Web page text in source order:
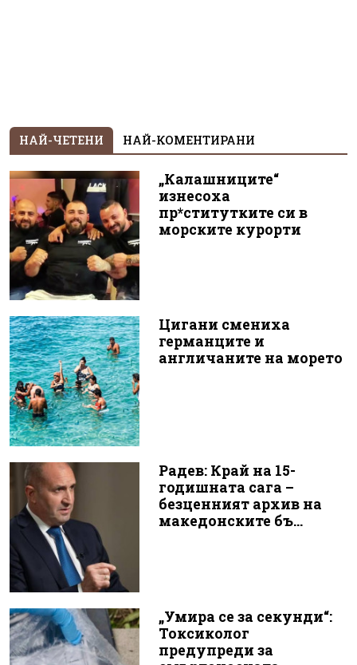
НАЙ-ЧЕТЕНИ НАЙ-КОМЕНТИРАНИ
„Калашниците“
изнесоха
пр*ститутките си в
морските курорти
Цигани смениха
германците и
англичаните на морето
Радев: Край на 15-
годишната сага –
безценният архив на
македонските бъ...
„Умира се за секунди“:
Токсиколог
предупреди за